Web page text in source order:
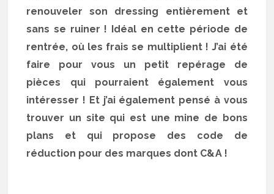
renouveler son dressing entièrement et
sans se ruiner ! Idéal en cette période de
rentrée, où les frais se multiplient ! J’ai été
faire pour vous un petit repérage de
pièces qui pourraient également vous
intéresser ! Et j’ai également pensé à vous
trouver un site qui est une mine de bons
plans et qui propose des code de
réduction pour des marques dont C&A !